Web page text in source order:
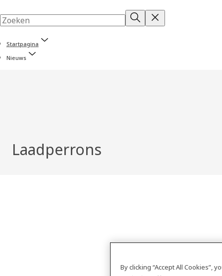
Startpagina
Nieuws
Laadperrons
By clicking “Accept All Cookies”,